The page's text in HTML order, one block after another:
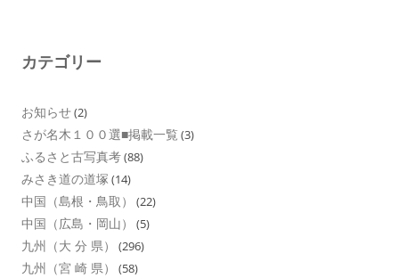
カテゴリー
お知らせ(2)
さが名木１００選■掲載一覧 (3)
ふるさと古写真考(88)
みさき道の道塚 (14)
中国（島根・鳥取） (22)
中国（広島・岡山） (5)
九州（大 分 県） (296)
九州（宮 崎 県） (58)